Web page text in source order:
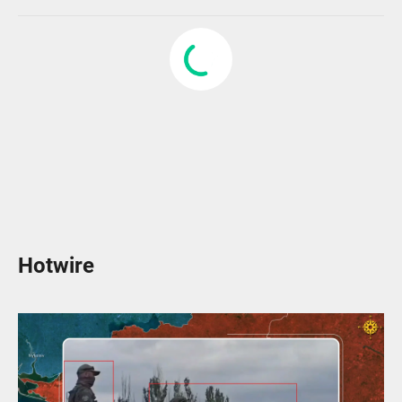
Hotwire